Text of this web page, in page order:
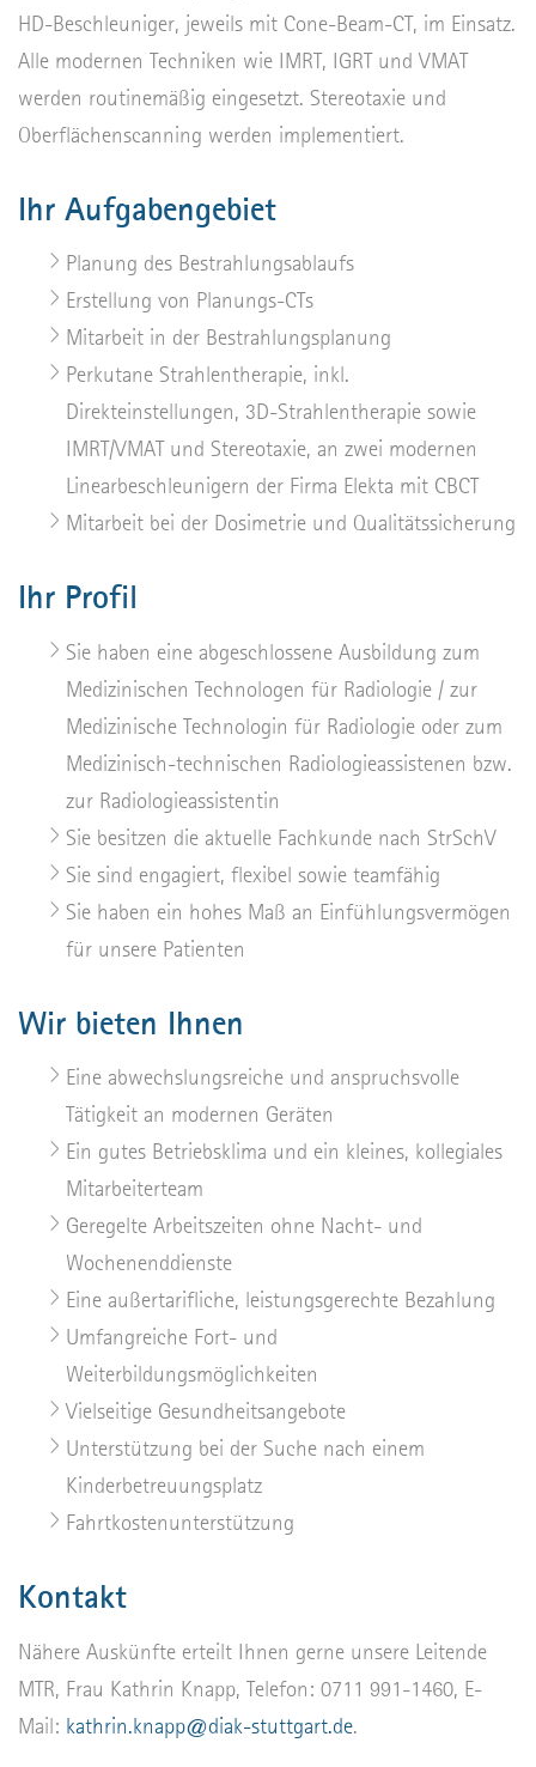
HD-Beschleuniger, jeweils mit Cone-Beam-CT, im Einsatz.
Alle modernen Techniken wie IMRT, IGRT und VMAT
werden routinemäßig eingesetzt. Stereotaxie und
Oberflächenscanning werden implementiert.
Ihr Aufgabengebiet
Planung des Bestrahlungsablaufs
Erstellung von Planungs-CTs
Mitarbeit in der Bestrahlungsplanung
Perkutane Strahlentherapie, inkl.
Direkteinstellungen, 3D-Strahlentherapie sowie
IMRT/VMAT und Stereotaxie, an zwei modernen
Linearbeschleunigern der Firma Elekta mit CBCT
Mitarbeit bei der Dosimetrie und Qualitätssicherung
Ihr Profil
Sie haben eine abgeschlossene Ausbildung zum
Medizinischen Technologen für Radiologie / zur
Medizinische Technologin für Radiologie oder zum
Medizinisch-technischen Radiologieassistenen bzw.
zur Radiologieassistentin
Sie besitzen die aktuelle Fachkunde nach StrSchV
Sie sind engagiert, flexibel sowie teamfähig
Sie haben ein hohes Maß an Einfühlungsvermögen
für unsere Patienten
Wir bieten Ihnen
Eine abwechslungsreiche und anspruchsvolle
Tätigkeit an modernen Geräten
Ein gutes Betriebsklima und ein kleines, kollegiales
Mitarbeiterteam
Geregelte Arbeitszeiten ohne Nacht- und
Wochenenddienste
Eine außertarifliche, leistungsgerechte Bezahlung
Umfangreiche Fort- und
Weiterbildungsmöglichkeiten
Vielseitige Gesundheitsangebote
Unterstützung bei der Suche nach einem
Kinderbetreuungsplatz
Fahrtkostenunterstützung
Kontakt
Nähere Auskünfte erteilt Ihnen gerne unsere Leitende
MTR, Frau Kathrin Knapp, Telefon: 0711 991-1460, E-
Mail: kathrin.knapp@diak-stuttgart.de.